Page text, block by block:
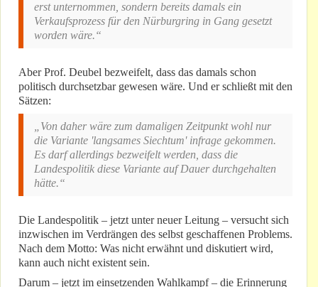
erst unternommen, sondern bereits damals ein
Verkaufsprozess für den Nürburgring in Gang gesetzt
worden wäre.“
Aber Prof. Deubel bezweifelt, dass das damals schon
politisch durchsetzbar gewesen wäre. Und er schließt mit den
Sätzen:
„Von daher wäre zum damaligen Zeitpunkt wohl nur
die Variante 'langsames Siechtum' infrage gekommen.
Es darf allerdings bezweifelt werden, dass die
Landespolitik diese Variante auf Dauer durchgehalten
hätte.“
Die Landespolitik – jetzt unter neuer Leitung – versucht sich
inzwischen im Verdrängen des selbst geschaffenen Problems.
Nach dem Motto: Was nicht erwähnt und diskutiert wird,
kann auch nicht existent sein.
Darum – jetzt im einsetzenden Wahlkampf – die Erinnerung